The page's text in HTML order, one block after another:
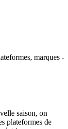
marques -
saison, on
plateformes de